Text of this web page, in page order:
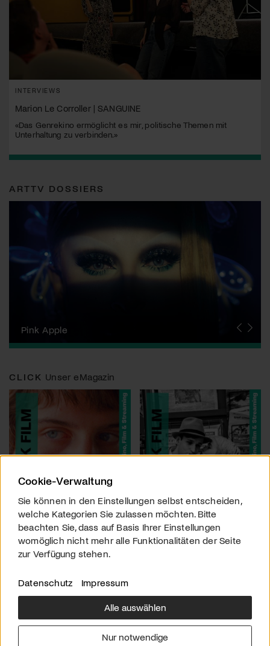
INTERVIEWS
Marion Le Corroller | SANGUINE
«Das Genrekino ermöglicht es mir, politische Themen mit
Unterhaltung zu verbinden.»
ARTTV DOSSIERS
Zurich Film Festival
Pink Apple
Locarno Film Festival
Human Rights Film Festival Zurich
Yesh! Neues aus der jüdischen Filmwelt
Neuchâtel International Fantastic Film Festival
Visions du Réel
Berlinale
Solothurner Filmtage
Geneva International Film Festival
CLICK Unser eMagazin
Über uns
Downloads
Werben
Impressum
Cookie-Verwaltung
Sie können in den Einstellungen selbst entscheiden,
welche Kategorien Sie zulassen möchten. Bitte
beachten Sie, dass auf Basis Ihrer Einstellungen
womöglich nicht mehr alle Funktionalitäten der Seite
zur Verfügung stehen.
Datenschutz Impressum
Alle auswählen
Nur notwendige